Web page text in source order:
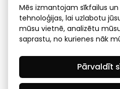
© 2026 Latvijas Finanšu
Mēs izmantojam sīkfailus
tehnoloģijas, lai uzlabotu
mūsu vietnē, analizētu
saprastu, no kurienes nāk
Pārvaldīt